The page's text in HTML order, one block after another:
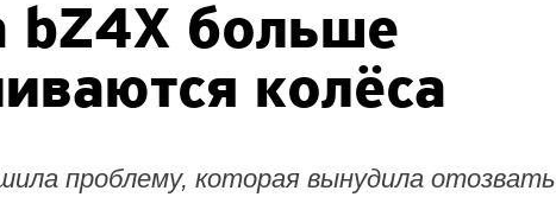
bZ4X больше
колёса
проблему, которая вынудила отозвать